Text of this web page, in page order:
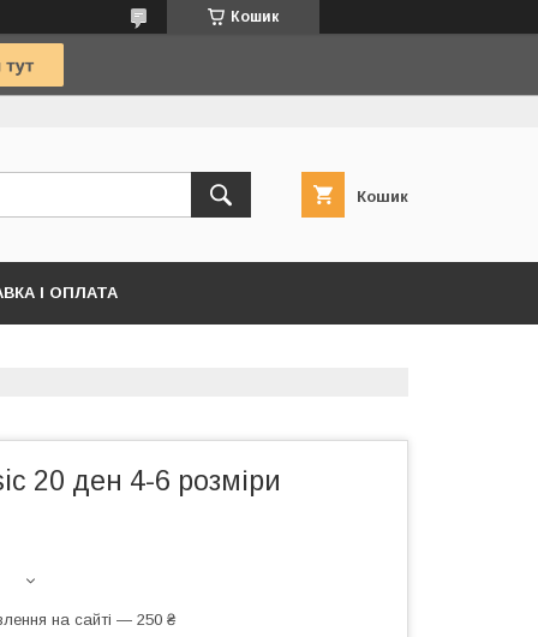
Кошик
Кошик
І ОПЛАТА
20 ден 4-6 розміри
на сайті — 250 ₴